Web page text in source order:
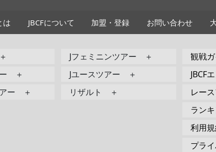
は JBCFについて 加盟・登録 お問い合わせ
ー ＋
アー ＋
Jフェミニンツアー ＋
Jユースツアー ＋
リザルト ＋
観戦
JBCF
レー
ラン
利用
プラ